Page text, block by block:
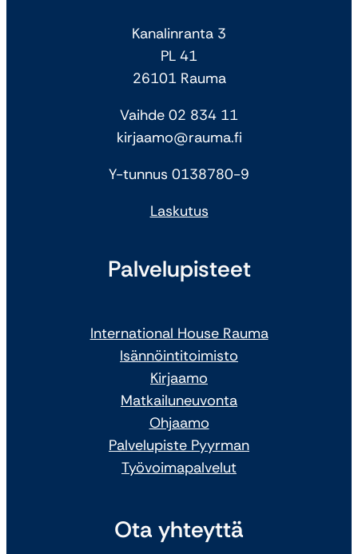
Kanalinranta 3
PL 41
26101 Rauma
Vaihde 02 834 11
kirjaamo@rauma.fi
Y-tunnus 0138780-9
Laskutus
Palvelupisteet
International House Rauma
Isännöintitoimisto
Kirjaamo
Matkailuneuvonta
Ohjaamo
Palvelupiste Pyyrman
Työvoimapalvelut
Ota yhteyttä